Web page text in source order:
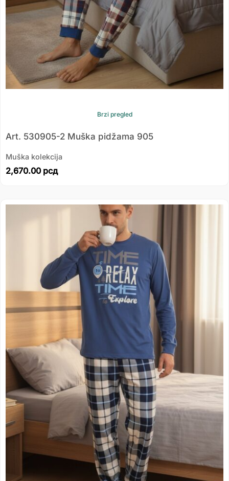
Brzi pregled
Art. 530905-2 Muška pidžama 905
Muška kolekcija
2,670.00 рсд